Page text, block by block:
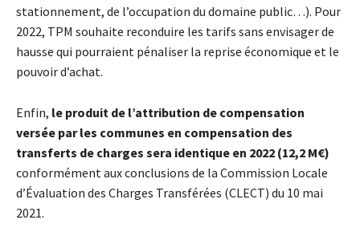
stationnement, de l’occupation du domaine public…). Pour
2022, TPM souhaite reconduire les tarifs sans envisager de
hausse qui pourraient pénaliser la reprise économique et le
pouvoir d’achat.
Enfin, le produit de l’attribution de compensation
versée par les communes en compensation des
transferts de charges sera identique en 2022 (12,2 M€)
conformément aux conclusions de la Commission Locale
d’Évaluation des Charges Transférées (CLECT) du 10 mai
2021.